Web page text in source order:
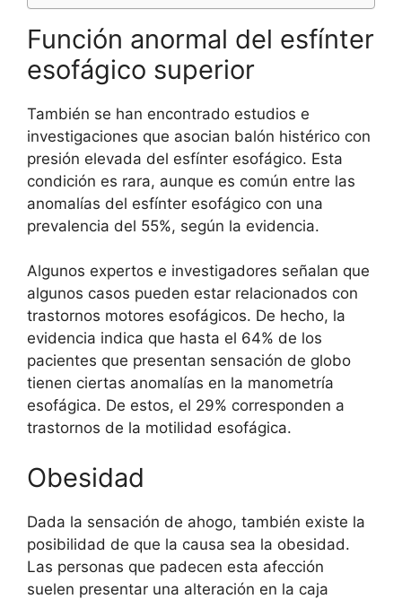
Función anormal del esfínter
esofágico superior
También se han encontrado estudios e
investigaciones que asocian balón histérico con
presión elevada del esfínter esofágico. Esta
condición es rara, aunque es común entre las
anomalías del esfínter esofágico con una
prevalencia del 55%, según la evidencia.
Algunos expertos e investigadores señalan que
algunos casos pueden estar relacionados con
trastornos motores esofágicos. De hecho, la
evidencia indica que hasta el 64% de los
pacientes que presentan sensación de globo
tienen ciertas anomalías en la manometría
esofágica. De estos, el 29% corresponden a
trastornos de la motilidad esofágica.
Obesidad
Dada la sensación de ahogo, también existe la
posibilidad de que la causa sea la obesidad.
Las personas que padecen esta afección
suelen presentar una alteración en la caja